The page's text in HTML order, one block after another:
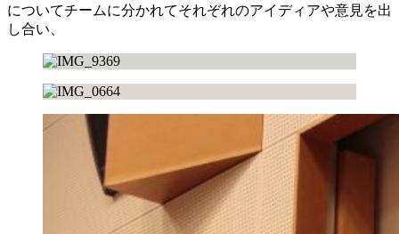
についてチームに分かれてそれぞれのアイディアや意見を出
し合い、